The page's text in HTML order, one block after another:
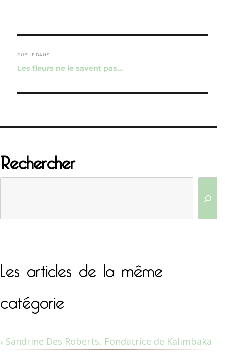
de
l’article
PUBLIÉ DANS
Les fleurs ne le savent pas…
Rechercher
Les articles de la même
catégorie
Sandrine Des Roberts, Fondatrice de Kalimbaka